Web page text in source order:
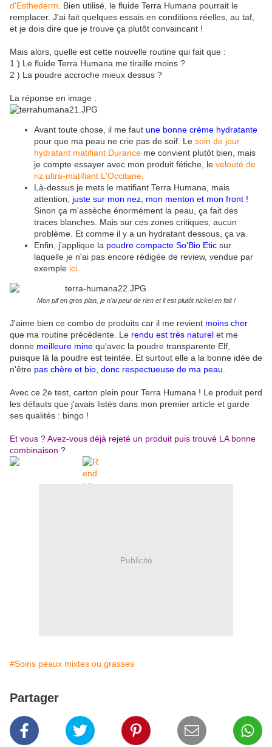
d'Esthederm . Bien utilisé, le fluide Terra Humana pourrait le
remplacer. J'ai fait quelques essais en conditions réelles, au taf,
et je dois dire que je trouve ça plutôt convaincant !
Mais alors, quelle est cette nouvelle routine qui fait que :
1 ) Le fluide Terra Humana me tiraille moins ?
2 ) La poudre accroche mieux dessus ?
La réponse en image :
Avant toute chose, il me faut une bonne crème hydratante
pour que ma peau ne crie pas de soif. Le soin de jour
hydratant matifiant Durance me convient plutôt bien, mais
je compte essayer avec mon produit fétiche, le velouté de
riz ultra-matifiant L'Occitane.
Là-dessus je mets le matifiant Terra Humana, mais
attention, juste sur mon nez, mon menton et mon front !
Sinon ça m'assèche énormément la peau, ça fait des
traces blanches. Mais sur ces zones critiques, aucun
problème. Et comme il y a un hydratant dessous, ça va.
Enfin, j'applique la poudre compacte So'Bio Etic sur
laquelle je n'ai pas encore rédigée de review, vendue par
exemple ici
Mon pif en gros plan, je n'ai peur de rien et il est plutôt nickel en fait !
J'aime bien ce combo de produits car il me revient moins cher
que ma routine précédente. Le rendu est très naturel et me
donne meilleure mine qu'avec la poudre transparente Elf,
puisque là la poudre est teintée. Et surtout elle a la bonne idée de
n'être pas chère et bio, donc respectueuse de ma peau.
Avec ce 2e test, carton plein pour Terra Humana ! Le produit perd
les défauts que j'avais listés dans mon premier article et garde
ses qualités : bingo !
Et vous ? Avez-vous déjà rejeté un produit puis trouvé LA bonne
combinaison ?
Publicité
#Soins peaux mixtes ou grasses
Partager